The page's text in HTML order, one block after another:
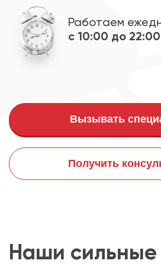
Работаем
с 10:00 до 22:00
Вызывать
Получить
Наши сильные